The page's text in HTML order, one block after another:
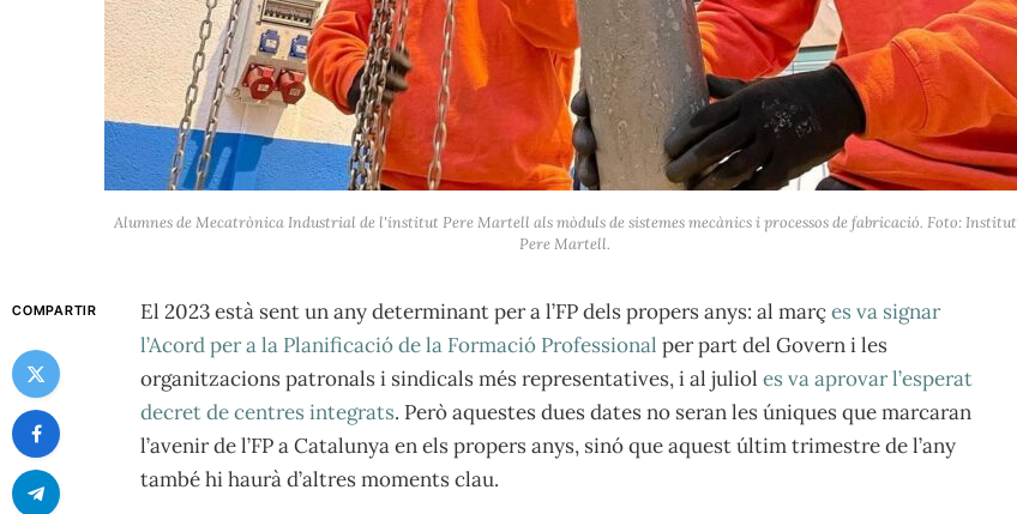
Alumnes de Mecatrònica Industrial de l'institut Pere Martell als mòduls de sistemes mecànics i processos de fabricació. Foto: Institut
Pere Martell.
COMPARTIR El 2023 està sent un any determinant per a l’FP dels propers anys: al marçes va signar
l’Acord per a la Planificació de la Formació Professional per part del Govern i les
organitzacions patronals i sindicals més representatives, i al julioles va aprovar l’esperat
decret de centres integrats. Però aquestes dues dates no seran les úniques que marcaran
l’avenir de l’FP a Catalunya en els propers anys, sinó que aquest últim trimestre de l’any
també hi haurà d’altres moments clau.